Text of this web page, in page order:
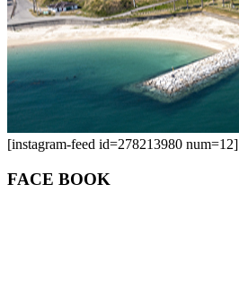
[instagram-feed id=278213980 num=12]
FACE BOOK